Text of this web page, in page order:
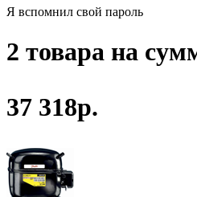
Я вспомнил свой пароль
2 товара на
37 318р.